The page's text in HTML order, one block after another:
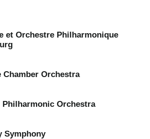
et Orchestre Philharmonique
Chamber Orchestra
Philharmonic Orchestra
Symphony